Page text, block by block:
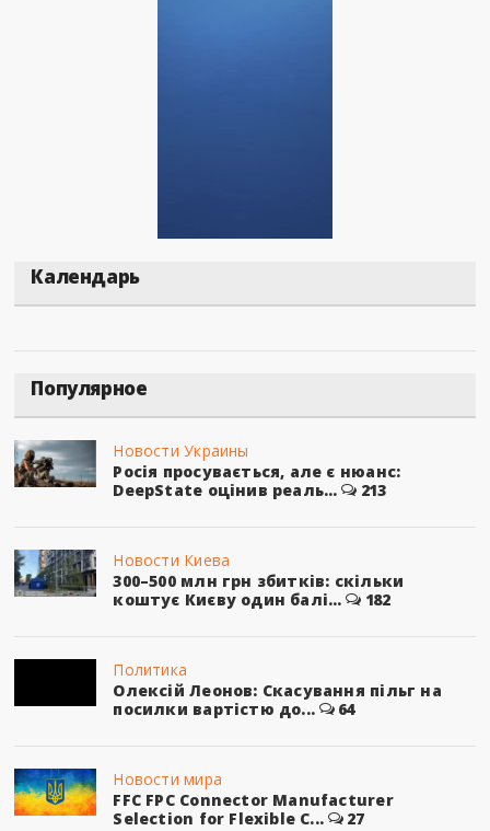
Календарь
Популярное
Новости Украины
Росія просувається, але є нюанс:
DeepState оцінив реаль...
213
Новости Киева
300–500 млн грн збитків: скільки
коштує Києву один балі...
182
Политика
Олексій Леонов: Скасування пільг на
посилки вартістю до...
64
Новости мира
FFC FPC Connector Manufacturer
Selection for Flexible C...
27